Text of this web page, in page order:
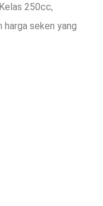
250cc,
harga seken yang